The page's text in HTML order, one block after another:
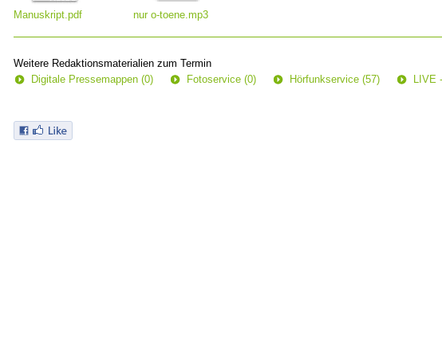
Manuskript.pdf nur o-toene.mp3
Weitere Redaktionsmaterialien zum Termin
Digitale Pressemappen (0)
Fotoservice (0) Hörfunkservice (57) LIVE